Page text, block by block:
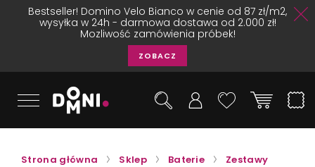
Bestseller! Domino Velo Bianco w cenie od 87 zł/m2,
wysyłka w 24h - darmowa dostawa od 2.000 zł!
Mozliwość zamówienia próbek!
ZOBACZ
Strona główna Sklep Baterie
Zestawy